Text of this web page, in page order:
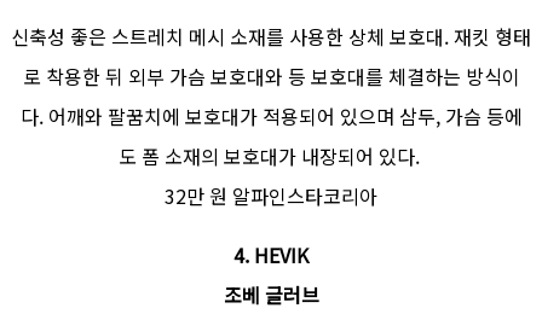
신축성 좋은 스트레치 메시 소재를 사용한 상체 보호대. 재킷 형태
로 착용한 뒤 외부 가슴 보호대와 등 보호대를 체결하는 방식이
다. 어깨와 팔꿈치에 보호대가 적용되어 있으며 삼두, 가슴 등에
도 폼 소재의 보호대가 내장되어 있다.
32만 원 알파인스타코리아
4. HEVIK
조베 글러브